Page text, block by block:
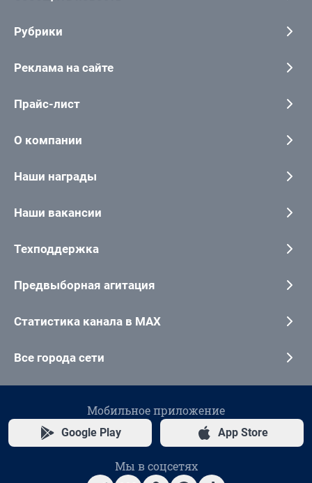
Рубрики
Реклама на сайте
Прайс-лист
О компании
Наши награды
Наши вакансии
Техподдержка
Предвыборная агитация
Статистика канала в MAX
Все города сети
Мобильное приложение
Google Play App Store
Мы в соцсетях